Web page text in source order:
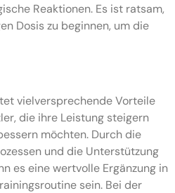
Reaktionen. Es ist ratsam,
Dosis zu beginnen, um die
vielversprechende Vorteile
die ihre Leistung steigern
möchten. Durch die
und die Unterstützung
es eine wertvolle Ergänzung in
sein. Bei der